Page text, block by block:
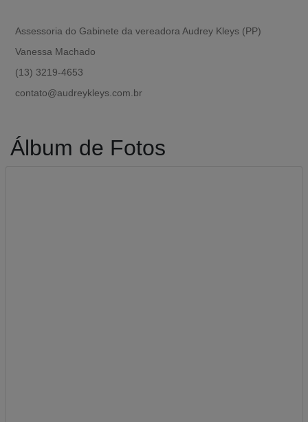
Assessoria do Gabinete da vereadora Audrey Kleys (PP)
Vanessa Machado
(13) 3219-4653
contato@audreykleys.com.br
Álbum de Fotos